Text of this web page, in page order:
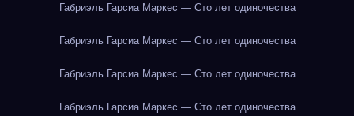
Габриэль Гарсиа Маркес — Сто лет одиночества
Габриэль Гарсиа Маркес — Сто лет одиночества
Габриэль Гарсиа Маркес — Сто лет одиночества
Габриэль Гарсиа Маркес — Сто лет одиночества